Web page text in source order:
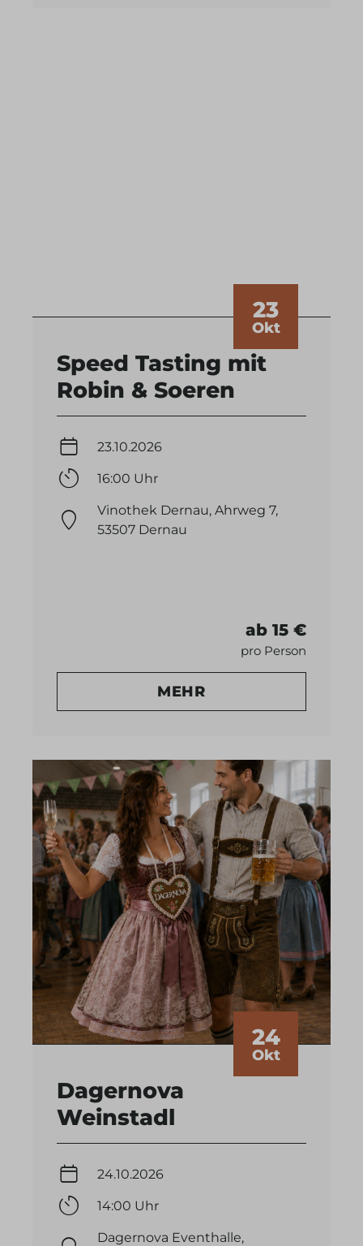
23
Okt
Speed Tasting mit
Robin & Soeren
23.10.2026
16:00 Uhr
Vinothek Dernau, Ahrweg 7,
53507 Dernau
ab 15 €
pro Person
MEHR
24
Okt
Dagernova
Weinstadl
24.10.2026
14:00 Uhr
Dagernova Eventhalle,